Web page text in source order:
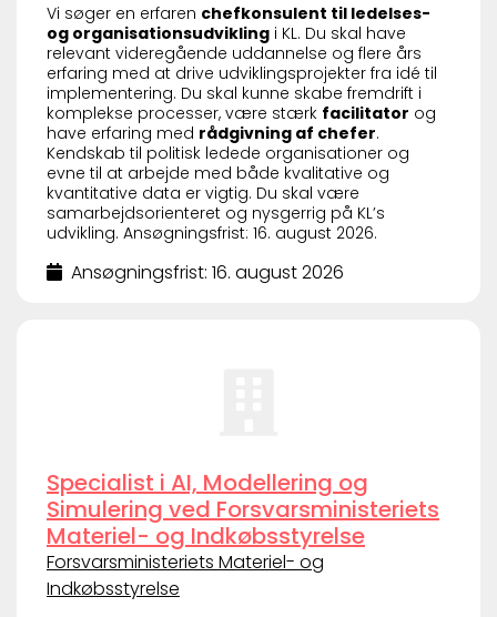
Vi søger en erfaren chefkonsulent til ledelses-
og organisationsudvikling i KL. Du skal have
relevant videregående uddannelse og flere års
erfaring med at drive udviklingsprojekter fra idé til
implementering. Du skal kunne skabe fremdrift i
komplekse processer, være stærk facilitator og
have erfaring med rådgivning af chefer.
Kendskab til politisk ledede organisationer og
evne til at arbejde med både kvalitative og
kvantitative data er vigtig. Du skal være
samarbejdsorienteret og nysgerrig på KL’s
udvikling. Ansøgningsfrist: 16. august 2026.
Ansøgningsfrist: 16. august 2026
Specialist i AI, Modellering og
Simulering ved Forsvarsministeriets
Materiel- og Indkøbsstyrelse
Forsvarsministeriets Materiel- og
Indkøbsstyrelse